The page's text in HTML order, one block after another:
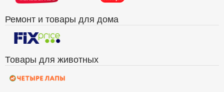
Ремонт и товары для дома
Товары для животных